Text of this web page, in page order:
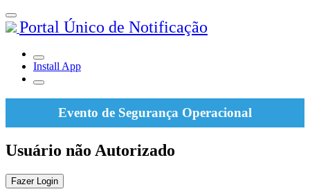
Portal Único de Notificação
Install App
Evento de Segurança Operacional
Usuário não Autorizado
Fazer Login